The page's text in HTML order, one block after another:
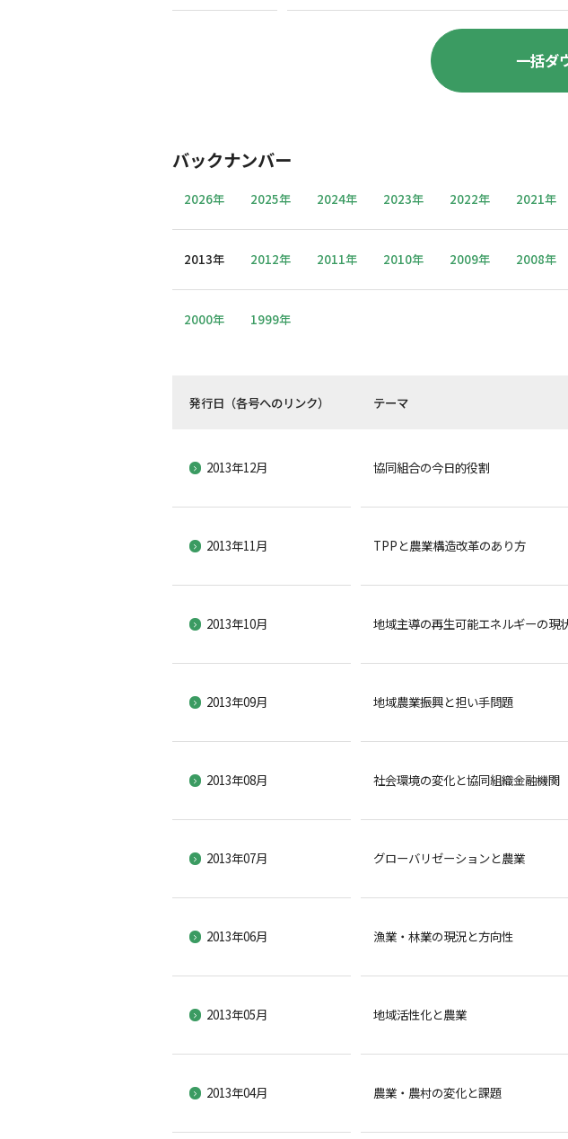
一括ダ
バックナンバー
2026年 2025年 2024年 2023年 2022年 2021年
2013年 2012年 2011年 2010年 2009年 2008年
2000年 1999年
発行日（各号へのリンク） テーマ
2013年12月 協同組合の今日的役割
2013年11月 TPPと農業構造改革のあり方
2013年10月 地域主導の再生可能エネルギーの現
2013年09月 地域農業振興と担い手問題
2013年08月 社会環境の変化と協同組織金融機関
2013年07月 グローバリゼーションと農業
2013年06月 漁業・林業の現況と方向性
2013年05月 地域活性化と農業
2013年04月 農業・農村の変化と課題